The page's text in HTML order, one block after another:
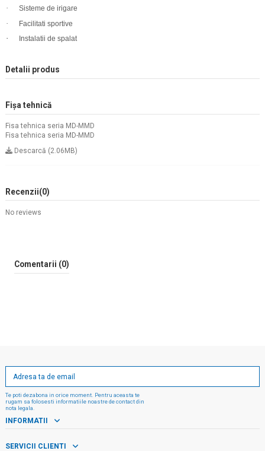
· Sisteme de irigare
· Facilitati sportive
· Instalatii de spalat
Detalii produs
Fișa tehnică
Fisa tehnica seria MD-MMD
Fisa tehnica seria MD-MMD
Descarcă (2.06MB)
Recenzii(0)
No reviews
Comentarii (0)
Te poti dezabona in orice moment. Pentru aceasta te
rugam sa folosesti informatiile noastre de contact din
nota legala.
INFORMATII
SERVICII CLIENTI